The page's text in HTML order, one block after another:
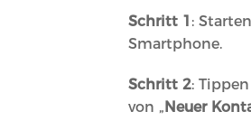
Schritt 1 :
Smartphone.
Schritt 2: Tippen
von „Neuer